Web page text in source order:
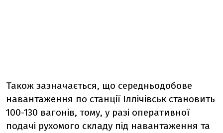
Також зазначається, що середньодобове
навантаження по станції Іллічівськ становить
100-130 вагонів, тому, у разі оперативної
подачі рухомого складу під навантаження та